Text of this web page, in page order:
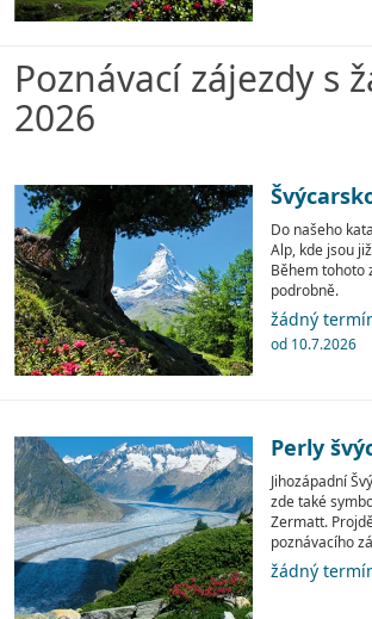
Poznávací zájezdy
2026
Do našeho
Alp, kde jsou
Během tohoto
podrobně.
žádný
od 10.7.2026
Perly
Jihozápadní
zde také
Zermatt.
poznávacího
žádný